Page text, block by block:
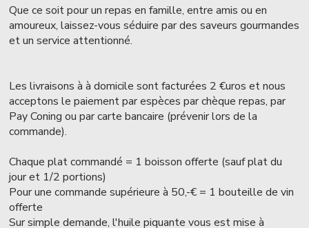
Que ce soit pour un repas en famille, entre amis ou en
amoureux, laissez-vous séduire par des saveurs gourmandes
et un service attentionné.
Les livraisons à à domicile sont facturées 2 €uros et nous
acceptons le paiement par espèces par chèque repas, par
Pay Coning ou par carte bancaire (prévenir lors de la
commande).
Chaque plat commandé = 1 boisson offerte (sauf plat du
jour et 1/2 portions)
Pour une commande supérieure à 50,-€ = 1 bouteille de vin
offerte
Sur simple demande, l'huile piquante vous est mise à